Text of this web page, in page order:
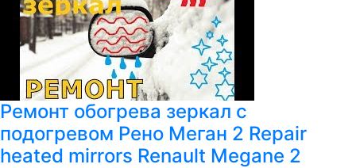
Ремонт обогрева зеркал с
подогревом Рено Меган 2 Repair
heated mirrors Renault Megane 2